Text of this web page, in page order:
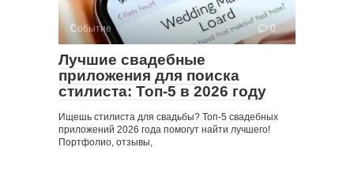
Событие 0
Лучшие свадебные
приложения для поиска
стилиста: Топ-5 в 2026 году
Ищешь стилиста для свадьбы? Топ-5 свадебных
приложений 2026 года помогут найти лучшего!
Портфолио, отзывы,